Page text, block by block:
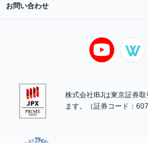
お問い合わせ
株式会社IBJは東京証券
ます。（証券コード：